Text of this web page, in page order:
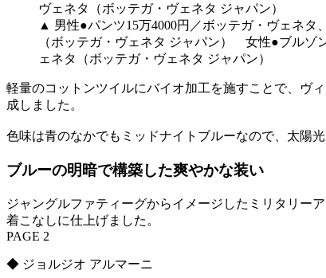
▲ 男性●パンツ15万4000円／ボッテガ・ヴェネタ
（ボッテガ・ヴェネタ ジャパン） 女性●ブルゾ
ェネタ（ボッテガ・ヴェネタ ジャパン）
軽量のコットンツイルにバイオ加工を施すことで、ヴ
成しました。
色味は青のなかでもミッドナイトブルーなので、太陽
ブルーの明暗で構築した爽やかな装い
ジャングルファティーグからイメージしたミリタリー
着こなしに仕上げました。
PAGE 2
◆ ジョルジオ アルマーニ